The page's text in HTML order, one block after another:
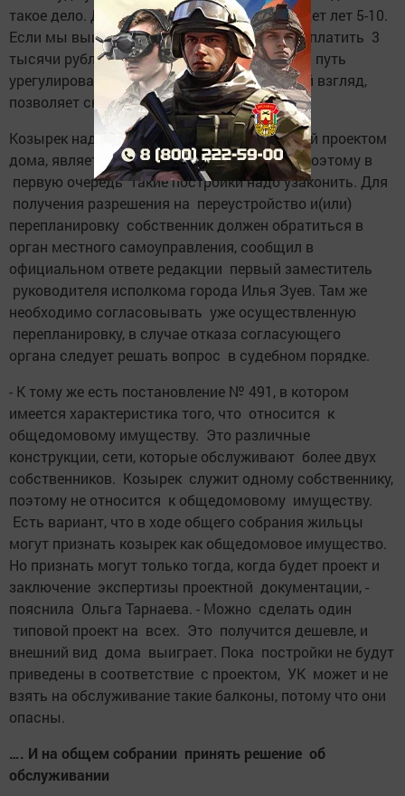
такое дело. Думаю, на разбирательство уйдет лет 5-10.
Если мы выиграем, то жителю придется заплатить 3
тысячи рублей госпошлины. Но есть другой путь
урегулирования конфликта, который, на мой взгляд,
позволяет снять напряженность.
Козырек над балконом, не предусмотренный проектом
дома, является самовольной постройкой. Поэтому в
первую очередь такие постройки надо узаконить. Для
получения разрешения на переустройство и(или)
перепланировку собственник должен обратиться в
орган местного самоуправления, сообщил в
официальном ответе редакции первый заместитель
руководителя исполкома города Илья Зуев. Там же
необходимо согласовывать уже осуществленную
перепланировку, в случае отказа согласующего
органа следует решать вопрос в судебном порядке.
- К тому же есть постановление № 491, в котором
имеется характеристика того, что относится к
общедомовому имуществу. Это различные
конструкции, сети, которые обслуживают более двух
собственников. Козырек служит одному собственнику,
поэтому не относится к общедомовому имуществу.
Есть вариант, что в ходе общего собрания жильцы
могут признать козырек как общедомовое имущество.
Но признать могут только тогда, когда будет проект и
заключение экспертизы проектной документации, -
пояснила Ольга Тарнаева. - Можно сделать один
типовой проект на всех. Это получится дешевле, и
внешний вид дома выиграет. Пока постройки не будут
приведены в соответствие с проектом, УК может и не
взять на обслуживание такие балконы, потому что они
опасны.
…. И на общем собрании принять решение об
обслуживании